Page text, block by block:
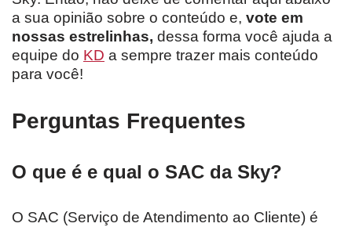
a sua opinião sobre o conteúdo e, vote em
nossas estrelinhas, dessa forma você ajuda a
equipe do KD a sempre trazer mais conteúdo
para você!
Perguntas Frequentes
O que é e qual o SAC da Sky?
O SAC (Serviço de Atendimento ao Cliente) é